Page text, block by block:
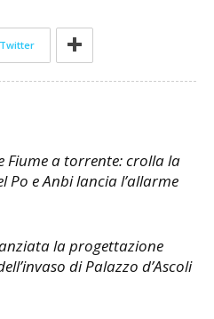
Twitter
Fiume a torrente: crolla la
Po e Anbi lancia l’allarme
la progettazione
di Palazzo d’Ascoli